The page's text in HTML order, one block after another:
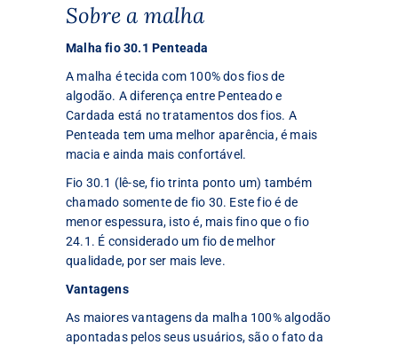
Sobre a malha
Malha fio 30.1 Penteada
A malha é tecida com 100% dos fios de
algodão. A diferença entre Penteado e
Cardada está no tratamentos dos fios. A
Penteada tem uma melhor aparência, é mais
macia e ainda mais confortável.
Fio 30.1 (lê-se, fio trinta ponto um) também
chamado somente de fio 30. Este fio é de
menor espessura, isto é, mais fino que o fio
24.1. É considerado um fio de melhor
qualidade, por ser mais leve.
Vantagens
As maiores vantagens da malha 100% algodão
apontadas pelos seus usuários, são o fato da